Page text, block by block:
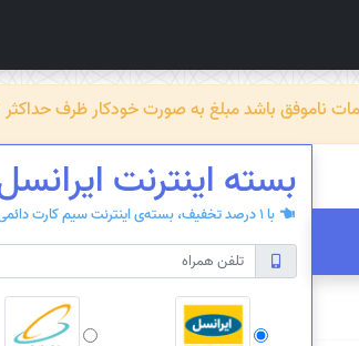
باشد مبلغ به صورت خودکار ظرف حداکثر 72 ساعت کاری به حسابتان برمی‌گردد.
بسته اینترنت ایرانسل مدل روزانه 500
با 1 درصد تخفیف، بسته‌ی اینترنت سیم کارت دائمی یا اعتباری بخرید.